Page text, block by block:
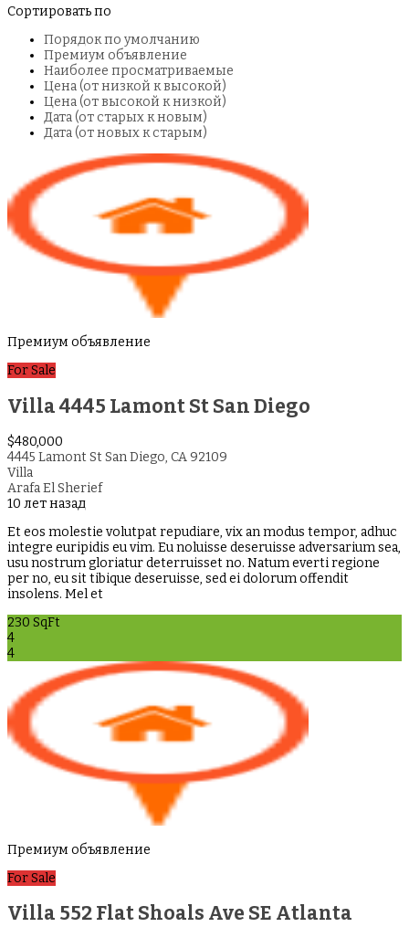
Сортировать по
Порядок по умолчанию
Премиум объявление
Наиболее просматриваемые
Цена (от низкой к высокой)
Цена (от высокой к низкой)
Дата (от старых к новым)
Дата (от новых к старым)
Премиум объявление
For Sale
Villa 4445 Lamont St San Diego
$480,000
4445 Lamont St San Diego, CA 92109
Villa
Arafa El Sherief
10 лет назад
Et eos molestie volutpat repudiare, vix an modus tempor, adhuc
integre euripidis eu vim. Eu noluisse deseruisse adversarium sea,
usu nostrum gloriatur deterruisset no. Natum everti regione
per no, eu sit tibique deseruisse, sed ei dolorum offendit
insolens. Mel et
230 SqFt
4
4
Премиум объявление
For Sale
Villa 552 Flat Shoals Ave SE Atlanta